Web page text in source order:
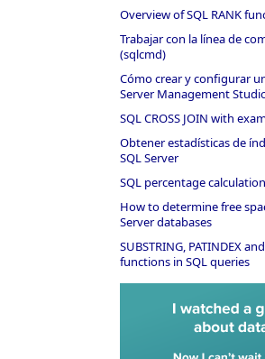
Overview of SQL RANK
Trabajar con la línea de
(sqlcmd)
Cómo crear y configurar
Server Management
SQL CROSS JOIN with
Obtener estadísticas de
SQL Server
SQL percentage
How to determine free
Server databases
SUBSTRING, PATINDEX
functions in SQL queries